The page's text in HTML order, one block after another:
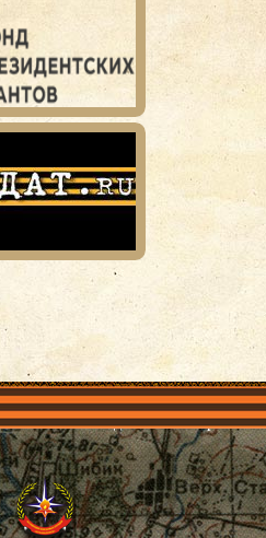
объединения Проекты